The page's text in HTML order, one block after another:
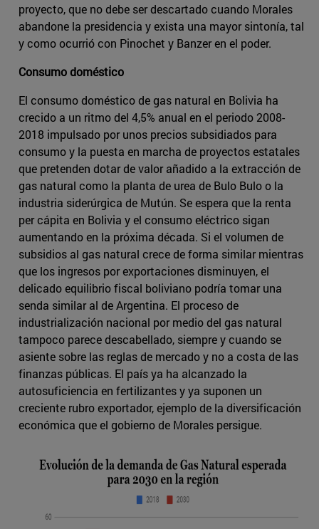
proyecto, que no debe ser descartado cuando Morales
abandone la presidencia y exista una mayor sintonía, tal
y como ocurrió con Pinochet y Banzer en el poder.
Consumo doméstico
El consumo doméstico de gas natural en Bolivia ha
crecido a un ritmo del 4,5% anual en el periodo 2008-
2018 impulsado por unos precios subsidiados para
consumo y la puesta en marcha de proyectos estatales
que pretenden dotar de valor añadido a la extracción de
gas natural como la planta de urea de Bulo Bulo o la
industria siderúrgica de Mutún. Se espera que la renta
per cápita en Bolivia y el consumo eléctrico sigan
aumentando en la próxima década. Si el volumen de
subsidios al gas natural crece de forma similar mientras
que los ingresos por exportaciones disminuyen, el
delicado equilibrio fiscal boliviano podría tomar una
senda similar al de Argentina. El proceso de
industrialización nacional por medio del gas natural
tampoco parece descabellado, siempre y cuando se
asiente sobre las reglas de mercado y no a costa de las
finanzas públicas. El país ya ha alcanzado la
autosuficiencia en fertilizantes y ya suponen un
creciente rubro exportador, ejemplo de la diversificación
económica que el gobierno de Morales persigue.